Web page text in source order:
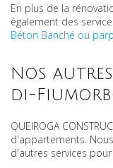
En plus de la
également des
Béton Banché ou
Nos
di-
QUEIROGA
d'appartements.
d'autres services